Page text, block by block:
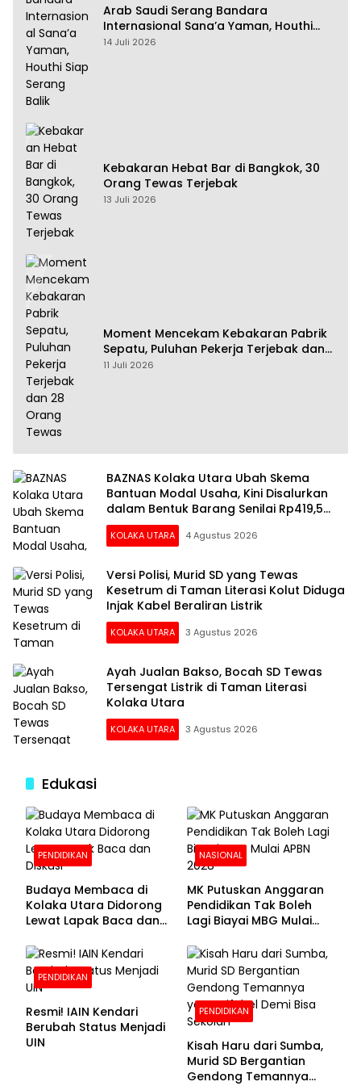
Arab Saudi Serang Bandara
Internasional Sana’a Yaman, Houthi
Siap Serang Balik
14 Juli 2026
Kebakaran Hebat Bar di Bangkok, 30
Orang Tewas Terjebak
13 Juli 2026
Moment Mencekam Kebakaran Pabrik
Sepatu, Puluhan Pekerja Terjebak dan
28 Orang Tewas
11 Juli 2026
BAZNAS Kolaka Utara Ubah Skema
Bantuan Modal Usaha, Kini Disalurkan
dalam Bentuk Barang Senilai Rp419,5
Juta
KOLAKA UTARA 4 Agustus 2026
Versi Polisi, Murid SD yang Tewas
Kesetrum di Taman Literasi Kolut Diduga
Injak Kabel Beraliran Listrik
KOLAKA UTARA 3 Agustus 2026
Ayah Jualan Bakso, Bocah SD Tewas
Tersengat Listrik di Taman Literasi
Kolaka Utara
KOLAKA UTARA 3 Agustus 2026
Edukasi
PENDIDIKAN
Budaya Membaca di
Kolaka Utara Didorong
Lewat Lapak Baca dan
NASIONAL
MK Putuskan Anggaran
Pendidikan Tak Boleh
Lagi Biayai MBG Mulai
PENDIDIKAN
Resmi! IAIN Kendari
Berubah Status Menjadi
UIN
PENDIDIKAN
Kisah Haru dari Sumba,
Murid SD Bergantian
Gendong Temannya